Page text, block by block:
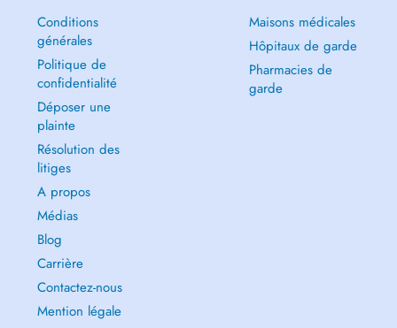
Conditions
générales
Politique de
confidentialité
Déposer une
plainte
Résolution des
litiges
A propos
Médias
Blog
Carrière
Contactez-nous
Mention légale
Maisons médicales
Hôpitaux de garde
Pharmacies de
garde